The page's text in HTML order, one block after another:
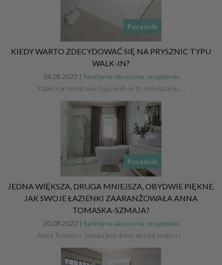
Poradnik
KIEDY WARTO ZDECYDOWAĆ SIĘ NA PRYSZNIC TYPU
WALK-IN?
24.08.2022 | Sanitarne akcesoria, urządzenia
Kabina prysznicowa typu walk-in to rozwiązanie,…
Poradnik
JEDNA WIĘKSZA, DRUGA MNIEJSZA, OBYDWIE PIĘKNE.
JAK SWOJE ŁAZIENKI ZAARANŻOWAŁA ANNA
TOMASKA-SZMAJA?
20.08.2022 | Sanitarne akcesoria, urządzenia
Anna Tomaska-Szmaja jest dekoratorką wnętrz i…